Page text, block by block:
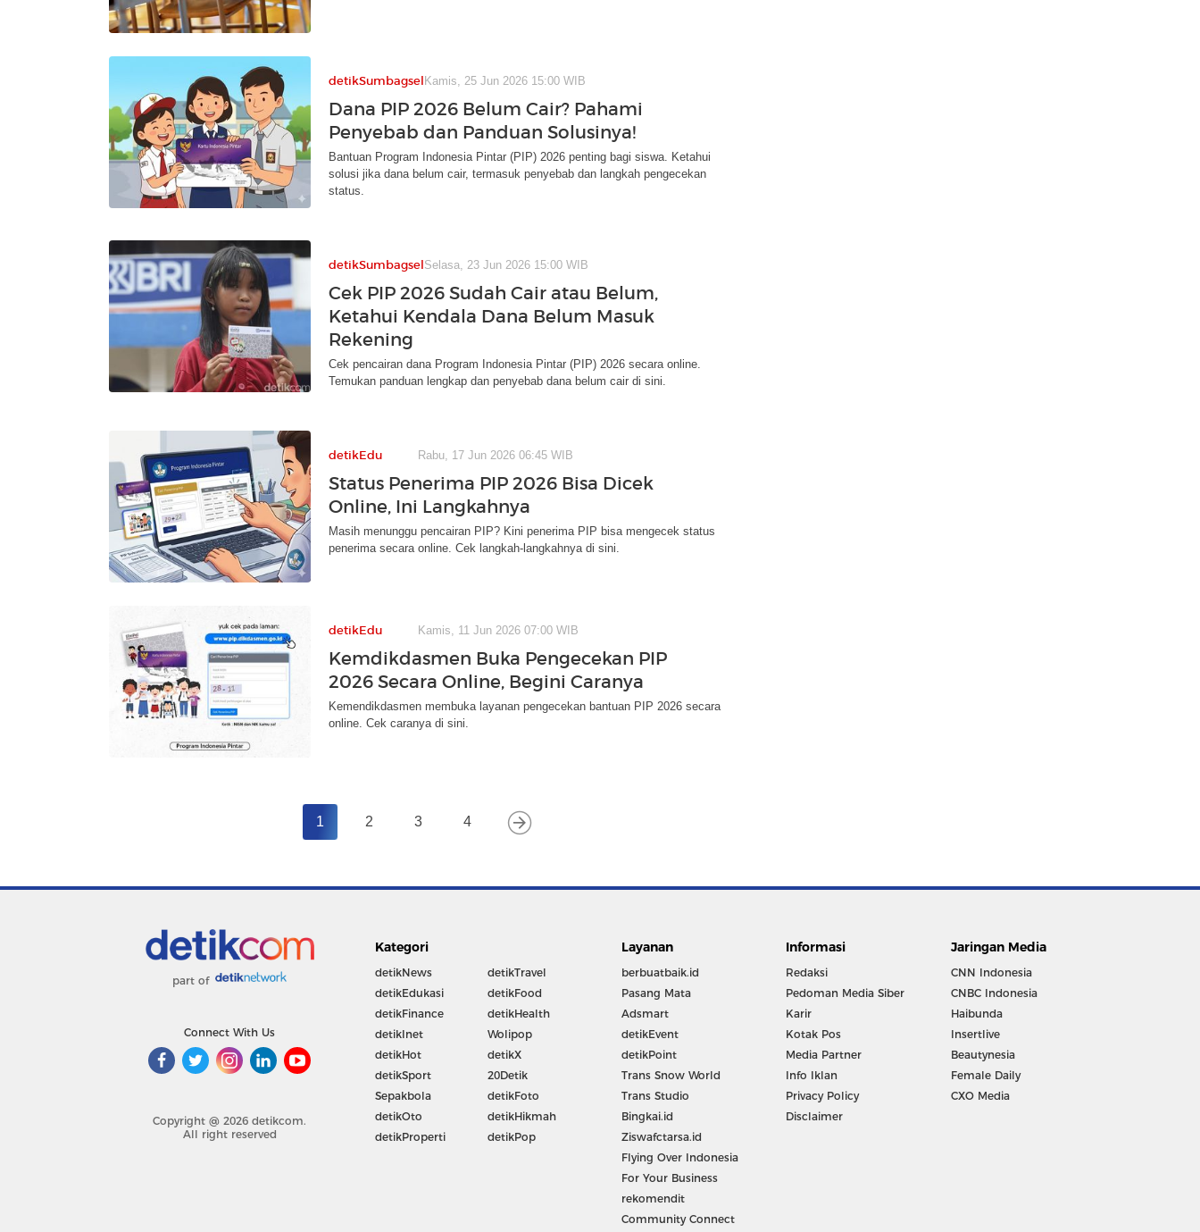
detikSumbagsel Kamis, 25 Jun 2026 15:00 WIB
Dana PIP 2026 Belum Cair? Pahami
Penyebab dan Panduan Solusinya!
Bantuan Program Indonesia Pintar (PIP) 2026 penting bagi siswa. Ketahui
solusi jika dana belum cair, termasuk penyebab dan langkah pengecekan
status.
detikSumbagselSelasa, 23 Jun 2026 15:00 WIB
Cek PIP 2026 Sudah Cair atau Belum,
Ketahui Kendala Dana Belum Masuk
Rekening
Cek pencairan dana Program Indonesia Pintar (PIP) 2026 secara online.
Temukan panduan lengkap dan penyebab dana belum cair di sini.
detikEdu Rabu, 17 Jun 2026 06:45 WIB
Status Penerima PIP 2026 Bisa Dicek
Online, Ini Langkahnya
Masih menunggu pencairan PIP? Kini penerima PIP bisa mengecek status
penerima secara online. Cek langkah-langkahnya di sini.
detikEdu Kamis, 11 Jun 2026 07:00 WIB
Kemdikdasmen Buka Pengecekan PIP
2026 Secara Online, Begini Caranya
Kemendikdasmen membuka layanan pengecekan bantuan PIP 2026 secara
online. Cek caranya di sini.
1 2 3 4
part of
Connect With Us
Copyright @ 2026 detikcom.
All right reserved
Kategori
detikNews
detikEdukasi
detikFinance
detikInet
detikHot
detikSport
Sepakbola
detikOto
detikProperti
detikTravel
detikFood
detikHealth
Wolipop
detikX
20Detik
detikFoto
detikHikmah
detikPop
Layanan
berbuatbaik.id
Pasang Mata
Adsmart
detikEvent
detikPoint
Trans Snow World
Trans Studio
Bingkai.id
Ziswafctarsa.id
Flying Over Indonesia
For Your Business
rekomendit
Community Connect
Informasi
Redaksi
Pedoman Media Siber
Karir
Kotak Pos
Media Partner
Info Iklan
Privacy Policy
Disclaimer
Jaringan Media
CNN Indonesia
CNBC Indonesia
Haibunda
Insertlive
Beautynesia
Female Daily
CXO Media